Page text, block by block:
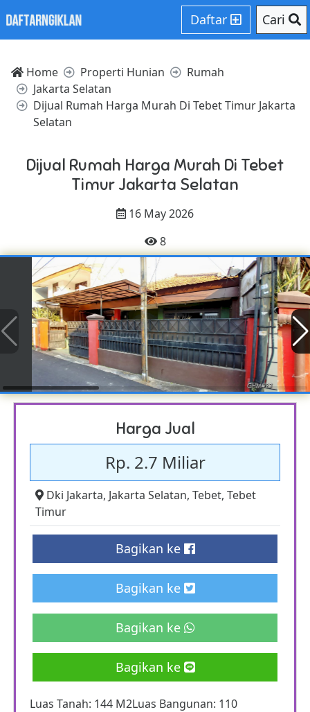
Daftar Cari
Home Properti Hunian
Rumah
Jakarta Selatan
Dijual Rumah Harga Murah Di Tebet Timur Jakarta
Selatan
Dijual Rumah Harga Murah Di Tebet
Timur Jakarta Selatan
16 May 2026
8
Harga Jual
Rp. 2.7 Miliar
Dki Jakarta, Jakarta Selatan, Tebet, Tebet
Timur
Bagikan ke
Bagikan ke
Bagikan ke
Bagikan ke
Luas Tanah: 144 M2Luas Bangunan: 110